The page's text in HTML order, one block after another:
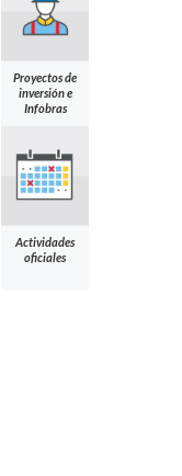
Proyectos de
inversión e
Infobras
Actividades
oficiales